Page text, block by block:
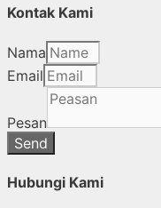
Kontak Kami
Nama
Email
Pesan
Send
Hubungi Kami